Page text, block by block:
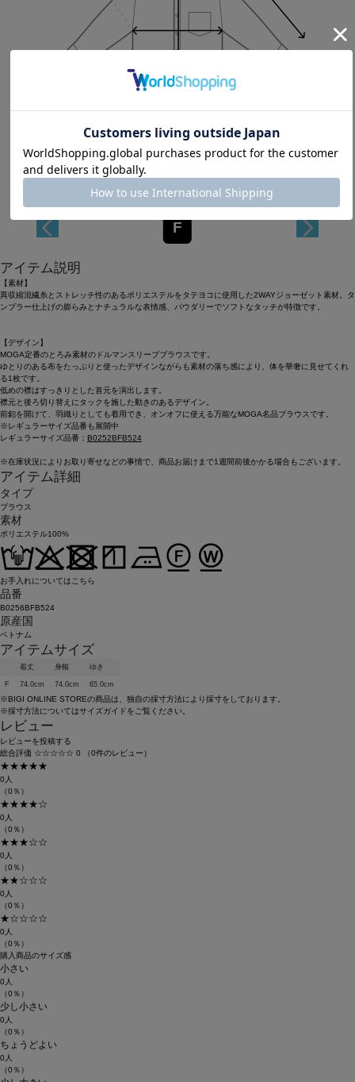
Length 74cm
F
アイテム説明
【素材】
異収縮混繊糸とストレッチ性のあるポリエステルをタテヨコに使用した2WAYジョーゼット素材。タ
ンブラー仕上げの膨らみとナチュラルな表情感、パウダリーでソフトなタッチが特徴です。
【デザイン】
MOGA定番のとろみ素材のドルマンスリーブブラウスです。
ゆとりのある布をたっぷりと使ったデザインながらも素材の落ち感により、体を華奢に見せてくれ
る1枚です。
低めの襟はすっきりとした首元を演出します。
襟元と後ろ切り替えにタックを施した動きのあるデザイン。
前釦を開けて、羽織りとしても着用でき、オンオフに使える万能なMOGA名品ブラウスです。
※レギュラーサイズ品番も展開中
レギュラーサイズ品番： B0252BFB524
※在庫状況によりお取り寄せなどの事情で、商品お届けまで1週間前後かかる場合もございます。
アイテム詳細
タイプ
ブラウス
素材
ポリエステル100%
お手入れについてはこちら
品番
B0256BFB524
原産国
ベトナム
アイテムサイズ
着丈 身幅 ゆき
F 74.0cm 74.0cm 65.0cm
※BIGI ONLINE STOREの商品は、独自の採寸方法により採寸をしております。
※採寸方法についてはサイズガイドをご覧ください。
レビュー
レビューを投稿する
総合評価 ☆☆☆☆☆ 0 （0件のレビュー）
★★★★★
0人
（0％）
★★★★☆
0人
（0％）
★★★☆☆
0人
（0％）
★★☆☆☆
0人
（0％）
★☆☆☆☆
0人
（0％）
購入商品のサイズ感
小さい
0人
（0％）
少し小さい
0人
（0％）
ちょうどよい
0人
（0％）